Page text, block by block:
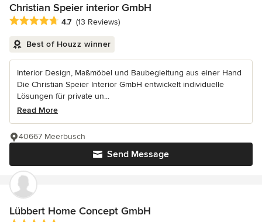
Christian Speier interior GmbH
Average rating: 4.7 out of 5 stars
4.7 (13 Reviews)
Best of Houzz winner
Interior Design, Maßmöbel und Baubegleitung aus einer Hand
Die Christian Speier Interior GmbH entwickelt individuelle
Lösungen für private un...
Read More
Send Message
40667 Meerbusch
Lübbert Home Concept GmbH